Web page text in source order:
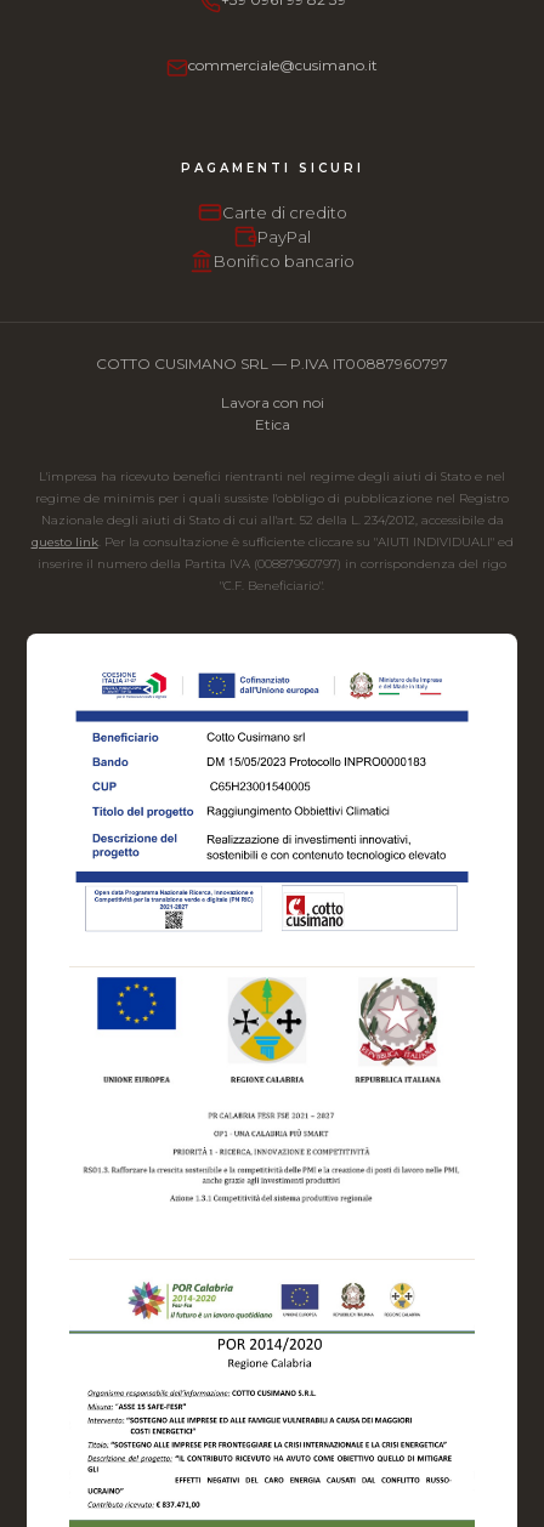
commerciale@cusimano.it
PAGAMENTI SICURI
Carte di credito
PayPal
Bonifico bancario
COTTO CUSIMANO SRL — P.IVA IT00887960797
Lavora con noi
Etica
L'impresa ha ricevuto benefici rientranti nel regime degli aiuti di Stato e nel
regime de minimis per i quali sussiste l'obbligo di pubblicazione nel Registro
Nazionale degli aiuti di Stato di cui all'art. 52 della L. 234/2012, accessibile da
questo link. Per la consultazione è sufficiente cliccare su "AIUTI INDIVIDUALI" ed
inserire il numero della Partita IVA (00887960797) in corrispondenza del rigo
"C.F. Beneficiario".